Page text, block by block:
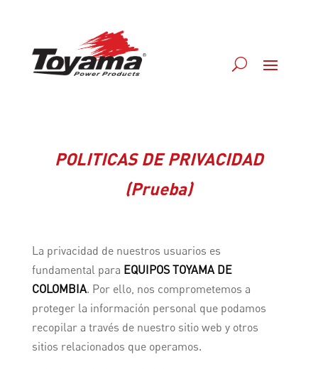
POLITICAS DE PRIVACIDAD
(Prueba)
La privacidad de nuestros usuarios es
fundamental para EQUIPOS TOYAMA DE
COLOMBIA. Por ello, nos comprometemos a
proteger la información personal que podamos
recopilar a través de nuestro sitio web y otros
sitios relacionados que operamos.